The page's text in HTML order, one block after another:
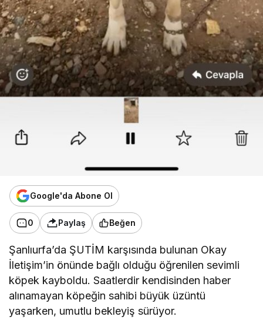
Google'da Abone Ol
0 Paylaş Beğen
Şanlıurfa’da ŞUTİM karşısında bulunan Okay
İletişim’in önünde bağlı olduğu öğrenilen sevimli
köpek kayboldu. Saatlerdir kendisinden haber
alınamayan köpeğin sahibi büyük üzüntü
yaşarken, umutlu bekleyiş sürüyor.